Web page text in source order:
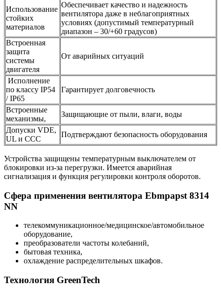
Использование
стойких
материалов
Обеспечивает качество и надежность
вентилятора даже в неблагоприятных
условиях (допустимый температурный
диапазон – 30/+60 градусов)
Встроенная
защита
системы
двигателя
От аварийных ситуаций
Исполнение
по классу IP54
/ IP65
Гарантирует долговечность
Встроенные
механизмы,
Защищающие от пыли, влаги, воды
Допуски VDE,
UL и CCC
Подтверждают безопасность оборудования
Устройства защищены температурным выключателем от
блокировки из-за перегрузки. Имеется аварийная
сигнализация и функция регулировки контроля оборотов.
Сфера применения вентилятора Ebmpapst 8314
NN
телекоммуникационное/медицинское/автомобильное
оборудование,
преобразователи частоты колебаний,
бытовая техника,
охлаждение распределительных шкафов.
Технология GreenTech